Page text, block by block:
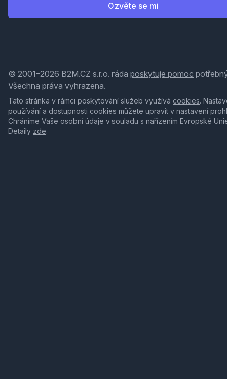
Ozvěte se mi
© 2001–2026 B2M.CZ s.r.o. ráda poskytuje pomoc
Všechna práva vyhrazena.
Tato stránka v rámci poskytování služeb využívá cookies.
používání a dostupnosti cookies můžete upravit v nastavení
Chráníme Vaše osobní údaje v souladu s nařízením Evropské
Detaily zde.